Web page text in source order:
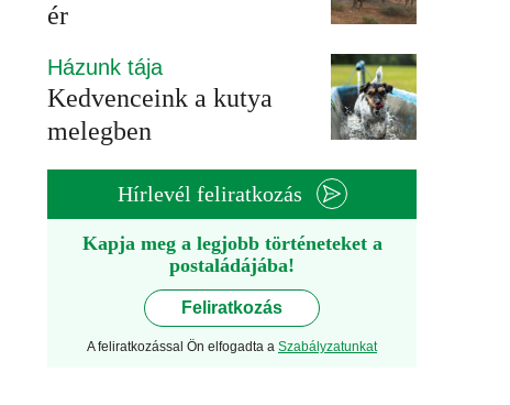
ér
Házunk tája
Kedvenceink a kutya
melegben
Hírlevél feliratkozás
Kapja meg a legjobb történeteket a
postaládájába!
Feliratkozás
A feliratkozással Ön elfogadta a Szabályzatunkat